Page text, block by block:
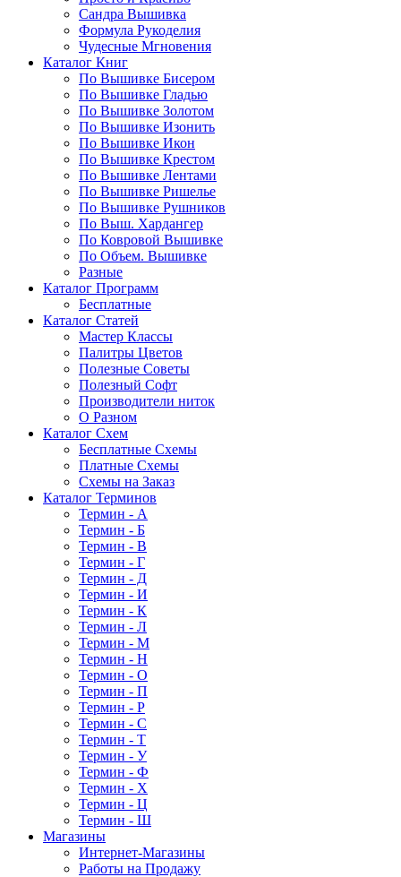
Сандра Вышивка
Формула Рукоделия
Чудесные Мгновения
Каталог Книг
По Вышивке Бисером
По Вышивке Гладью
По Вышивке Золотом
По Вышивке Изонить
По Вышивке Икон
По Вышивке Крестом
По Вышивке Лентами
По Вышивке Ришелье
По Вышивке Рушников
По Выш. Хардангер
По Ковровой Вышивке
По Объем. Вышивке
Разные
Каталог Программ
Бесплатные
Каталог Статей
Мастер Классы
Палитры Цветов
Полезные Советы
Полезный Софт
Производители ниток
О Разном
Каталог Схем
Бесплатные Схемы
Платные Схемы
Схемы на Заказ
Каталог Терминов
Термин - А
Термин - Б
Термин - В
Термин - Г
Термин - Д
Термин - И
Термин - К
Термин - Л
Термин - М
Термин - Н
Термин - О
Термин - П
Термин - Р
Термин - С
Термин - Т
Термин - У
Термин - Ф
Термин - Х
Термин - Ц
Термин - Ш
Магазины
Интернет-Магазины
Работы на Продажу